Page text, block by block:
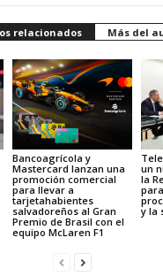
relacionados Más del
Bancoagrícola y
Mastercard lanzan una
promoción comercial
para llevar a
tarjetahabientes
salvadoreños al Gran
Premio de Brasil con el
equipo McLaren F1
un
la
y la